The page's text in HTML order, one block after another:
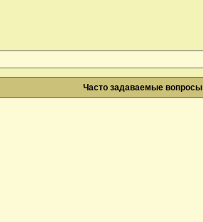
Часто задаваемые вопросы